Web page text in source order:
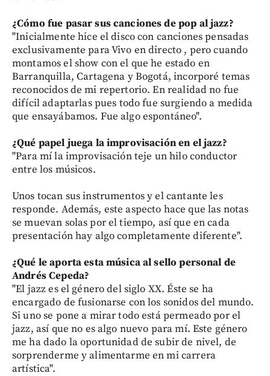
¿Cómo fue pasar sus canciones de pop al jazz?
"Inicialmente hice el disco con canciones pensadas
exclusivamente para Vivo en directo , pero cuando
montamos el show con el que he estado en
Barranquilla, Cartagena y Bogotá, incorporé temas
reconocidos de mi repertorio. En realidad no fue
difícil adaptarlas pues todo fue surgiendo a medida
que ensayábamos. Fue algo espontáneo".
¿Qué papel juega la improvisación en el jazz?
"Para mí la improvisación teje un hilo conductor
entre los músicos.
Unos tocan sus instrumentos y el cantante les
responde. Además, este aspecto hace que las notas
se muevan solas por el tiempo, así que en cada
presentación hay algo completamente diferente".
¿Qué le aporta esta música al sello personal de
Andrés Cepeda?
"El jazz es el género del siglo XX. Éste se ha
encargado de fusionarse con los sonidos del mundo.
Si uno se pone a mirar todo está permeado por el
jazz, así que no es algo nuevo para mí. Este género
me ha dado la oportunidad de subir de nivel, de
sorprenderme y alimentarme en mi carrera
artística".